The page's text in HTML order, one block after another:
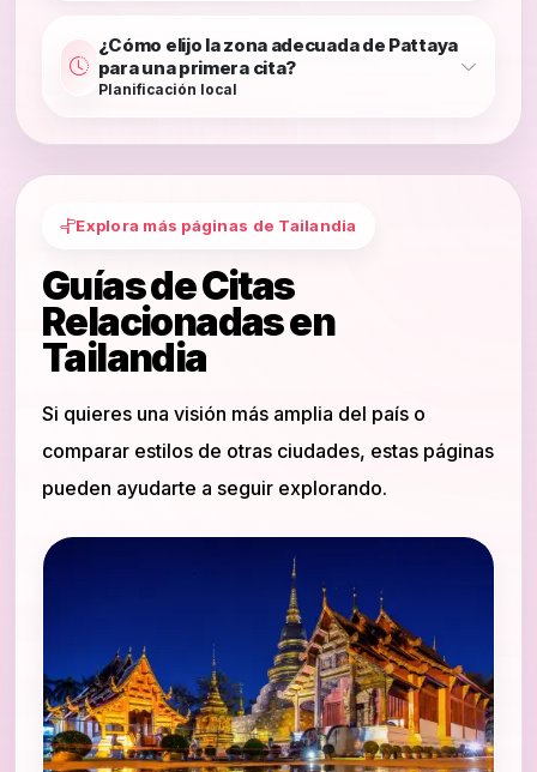
¿Cómo elijo la zona adecuada de Pattaya
para una primera cita?
Planificación local
Explora más páginas de Tailandia
Guías de Citas
Relacionadas en
Tailandia
Si quieres una visión más amplia del país o
comparar estilos de otras ciudades, estas páginas
pueden ayudarte a seguir explorando.